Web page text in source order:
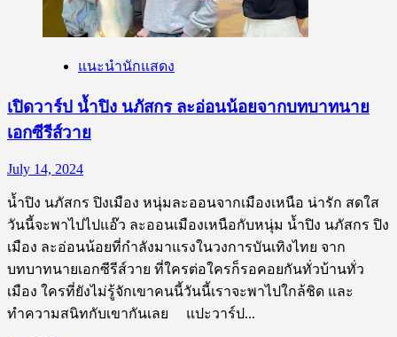
หนุ่ม
หน้า
อารมณ์
ดี
คอ
ซี
วาย
แนะนำนักแสดง
เปิดวาร์ป น้ำปิง นภัสกร ละอ่อนน้อยจากบทบาทนาย
เอกซีรีส์วาย
July 14, 2024
น้ำปิง นภัสกร ปิงเมือง หนุ่มละออนจากเมืองเหนือ น่ารัก สดใส
วันนี้จะพาไปไปแอ๊ว ละออนเมืองเหนือกับหนุ่ม น้ำปิง นภัสกร ปิง
เมือง ละอ่อนน้อยที่กำลังมาแรงในวงการบันเทิงไทย จาก
บทบาทนายเอกซีรีส์วาย ที่ใครต่อใครก็รอคอยกันทั่วบ้านทั่ว
เมือง ใครที่ยังไม่รู้จักเขาคนนี้วันนี้เราจะพาไปใกล้ชิด และ
ทำความสนิทกับเขากันเลย แปะวาร์ป...